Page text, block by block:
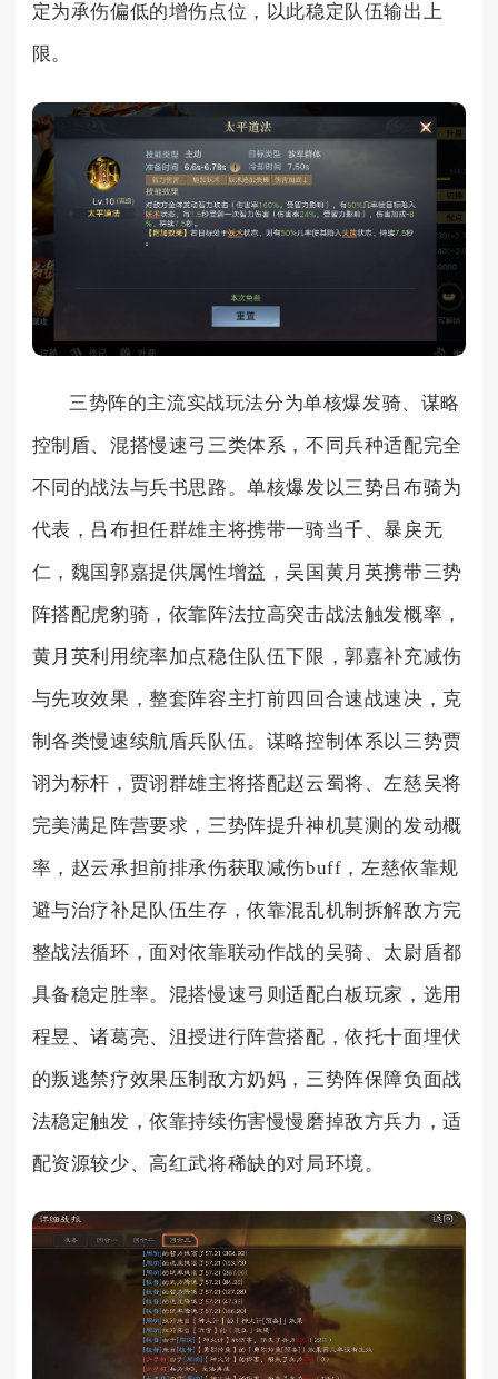
定为承伤偏低的增伤点位，以此稳定队伍输出上
限。
三势阵的主流实战玩法分为单核爆发骑、谋略
控制盾、混搭慢速弓三类体系，不同兵种适配完全
不同的战法与兵书思路。单核爆发以三势吕布骑为
代表，吕布担任群雄主将携带一骑当千、暴戾无
仁，魏国郭嘉提供属性增益，吴国黄月英携带三势
阵搭配虎豹骑，依靠阵法拉高突击战法触发概率，
黄月英利用统率加点稳住队伍下限，郭嘉补充减伤
与先攻效果，整套阵容主打前四回合速战速决，克
制各类慢速续航盾兵队伍。谋略控制体系以三势贾
诩为标杆，贾诩群雄主将搭配赵云蜀将、左慈吴将
完美满足阵营要求，三势阵提升神机莫测的发动概
率，赵云承担前排承伤获取减伤buff，左慈依靠规
避与治疗补足队伍生存，依靠混乱机制拆解敌方完
整战法循环，面对依靠联动作战的吴骑、太尉盾都
具备稳定胜率。混搭慢速弓则适配白板玩家，选用
程昱、诸葛亮、沮授进行阵营搭配，依托十面埋伏
的叛逃禁疗效果压制敌方奶妈，三势阵保障负面战
法稳定触发，依靠持续伤害慢慢磨掉敌方兵力，适
配资源较少、高红武将稀缺的对局环境。